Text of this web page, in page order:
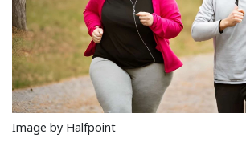
Image by Halfpoint